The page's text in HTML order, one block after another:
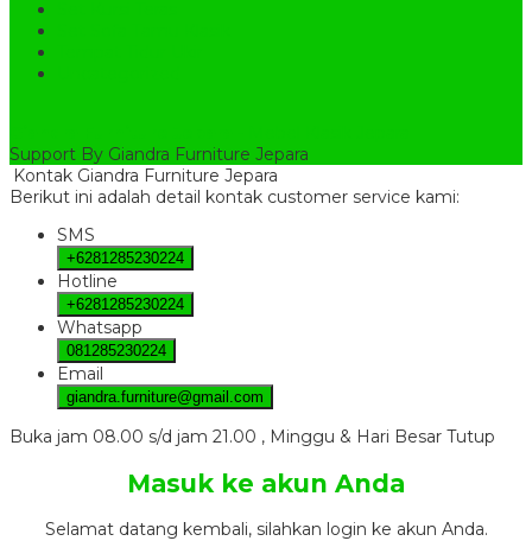
Support By Giandra Furniture Jepara
Kontak Giandra Furniture Jepara
Berikut ini adalah detail kontak customer service kami:
SMS
+6281285230224
Hotline
+6281285230224
Whatsapp
081285230224
Email
giandra.furniture@gmail.com
Buka jam 08.00 s/d jam 21.00 , Minggu & Hari Besar Tutup
Masuk ke akun Anda
Selamat datang kembali, silahkan login ke akun Anda.